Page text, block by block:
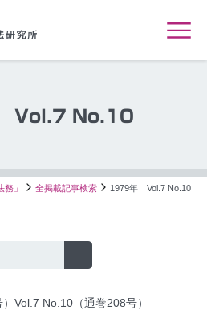
Vol.7 No.10
」 全掲載記事検索 1979年 Vol.7 No.10
Vol.7 No.10（通巻208号）